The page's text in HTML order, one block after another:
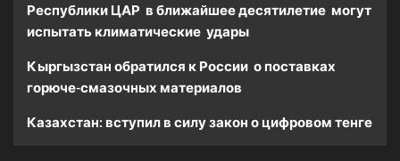
Республики ЦАР в ближайшее десятилетие могут
испытать климатические удары
Кыргызстан обратился к России о поставках
горюче-смазочных материалов
Казахстан: вступил в силу закон о цифровом тенге